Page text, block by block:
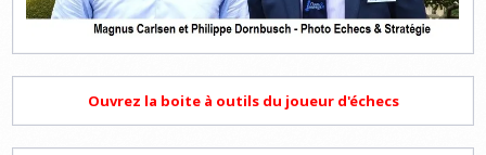
Ouvrez la boite à outils du joueur d'échecs